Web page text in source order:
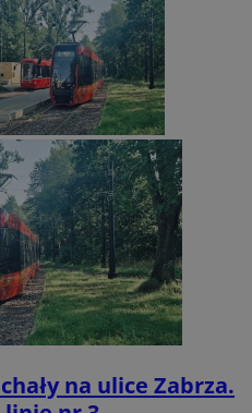
na ulice Zabrza.